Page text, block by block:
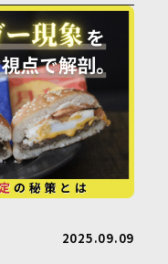
2025.09.09